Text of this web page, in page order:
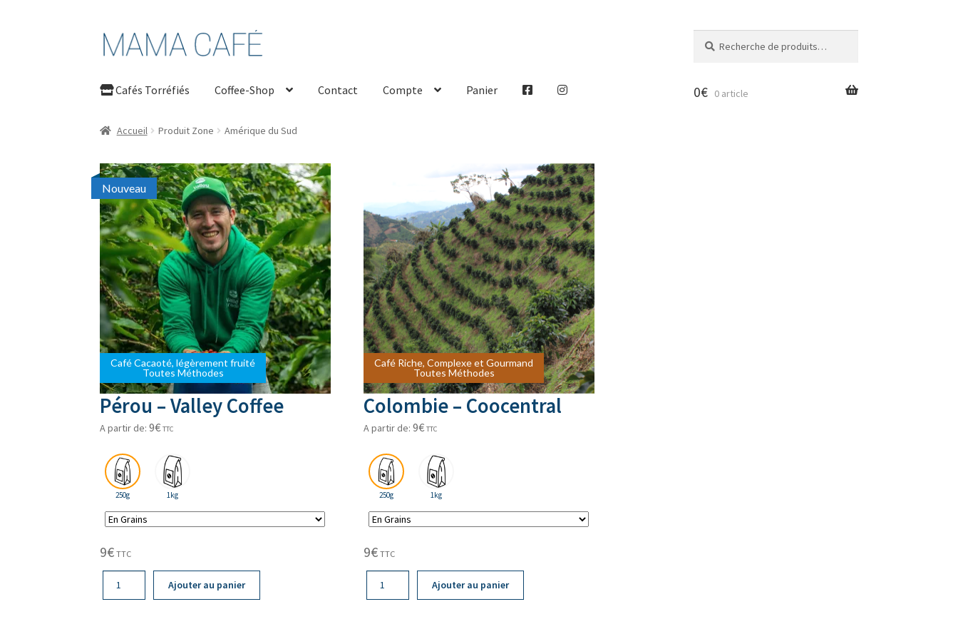
Aller
à
navigation
Aller
au
pour :
Cafés Torréfiés Coffee-Shop Contact Compte Panier 0€ 0 article
Accueil Produit Zone Amérique du Sud
Nouveau
Café Cacaoté, légèrement fruité
Toutes Méthodes
Nouveau
Café Cacaoté, légèrement fruité
Toutes Méthodes
Pérou – Valley Coffee
A partir de:9€ TTC
250g 1kg
9€ TTC
quantité
Ajouter au panier
Café Riche, Complexe et Gourmand
Toutes Méthodes
Café Riche, Complexe et Gourmand
Toutes Méthodes
Colombie – Coocentral
A partir de:9€ TTC
250g 1kg
9€ TTC
quantité
Ajouter au panier